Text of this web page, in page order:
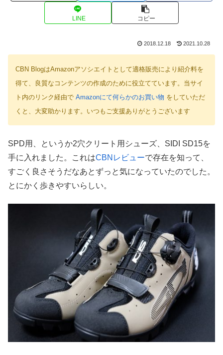
LINE コピー
2018.12.18 2021.10.28
CBN BlogはAmazonアソシエイトとして適格販売により紹介料を
得て、良質なコンテンツの作成のために役立てています。当サイ
ト内のリンク経由で Amazonにて何らかのお買い物 をしていただ
くと、大変助かります。いつもご支援ありがとうございます
SPD用、というか2穴クリート用シューズ、SIDI SD15を
手に入れました。これはCBNレビューで存在を知って、
すごく良さそうだなあとずっと気になっていたのでした。
とにかく歩きやすいらしい。